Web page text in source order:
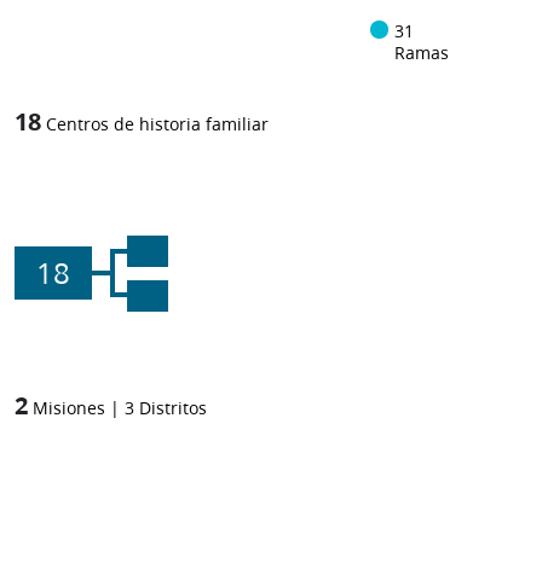
31
Ramas
18 Centros de historia familiar
18
2 Misiones | 3 Distritos